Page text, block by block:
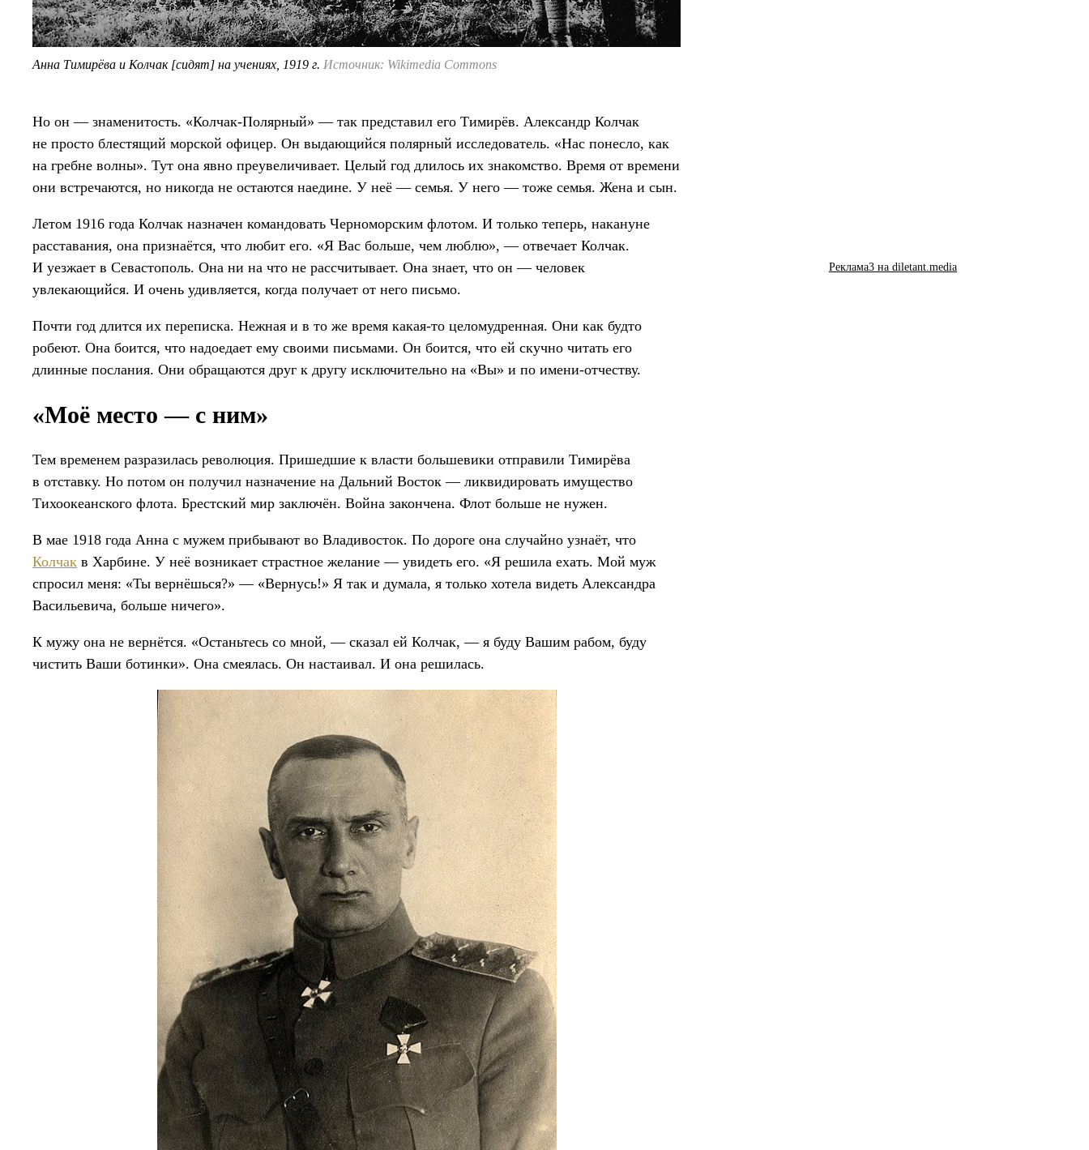
Анна Тимирёва и Колчак [сидят] на учениях, 1919 г. Источник: Wikimedia Commons
Но он — знаменитость. «Колчак-Полярный» — так представил его Тимирёв. Александр Колчак
не просто блестящий морской офицер. Он выдающийся полярный исследователь. «Нас понесло, как
на гребне волны». Тут она явно преувеличивает. Целый год длилось их знакомство. Время от времени
они встречаются, но никогда не остаются наедине. У неё — семья. У него — тоже семья. Жена и сын.
Летом 1916 года Колчак назначен командовать Черноморским флотом. И только теперь, накануне
расставания, она признаётся, что любит его. «Я Вас больше, чем люблю», — отвечает Колчак.
И уезжает в Севастополь. Она ни на что не рассчитывает. Она знает, что он — человек
увлекающийся. И очень удивляется, когда получает от него письмо.
Почти год длится их переписка. Нежная и в то же время какая-то целомудренная. Они как будто
робеют. Она боится, что надоедает ему своими письмами. Он боится, что ей скучно читать его
длинные послания. Они обращаются друг к другу исключительно на «Вы» и по имени-отчеству.
«Моё место — с ним»
Тем временем разразилась революция. Пришедшие к власти большевики отправили Тимирёва
в отставку. Но потом он получил назначение на Дальний Восток — ликвидировать имущество
Тихоокеанского флота. Брестский мир заключён. Война закончена. Флот больше не нужен.
В мае 1918 года Анна с мужем прибывают во Владивосток. По дороге она случайно узнаёт, что
Колчак в Харбине. У неё возникает страстное желание — увидеть его. «Я решила ехать. Мой муж
спросил меня: «Ты вернёшься?» — «Вернусь!» Я так и думала, я только хотела видеть Александра
Васильевича, больше ничего».
К мужу она не вернётся. «Останьтесь со мной, — сказал ей Колчак, — я буду Вашим рабом, буду
чистить Ваши ботинки». Она смеялась. Он настаивал. И она решилась.
Реклама3 на diletant.media